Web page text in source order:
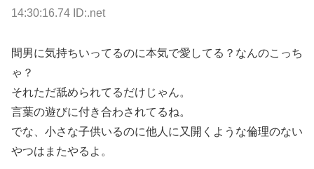
14:30:16.74 ID:.net
間男に気持ちいってるのに本気で愛してる？なんのこっち
ゃ？
それただ舐められてるだけじゃん。
言葉の遊びに付き合わされてるね。
でな、小さな子供いるのに他人に又開くような倫理のない
やつはまたやるよ。